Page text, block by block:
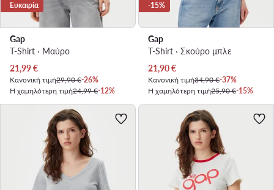
Ευκαιρία
Gap
T-Shirt · Μαύρο
Τρέχουσα τιμή
21,99€
Κανονική τιμή29,90 €-26%
Η χαμηλότερη τιμή24,99 €-12%
-15%
Gap
T-Shirt · Σκούρο μπλε
Τρέχουσα τιμή
21,90€
Κανονική τιμή34,90 €-37%
Η χαμηλότερη τιμή25,90 €-15%